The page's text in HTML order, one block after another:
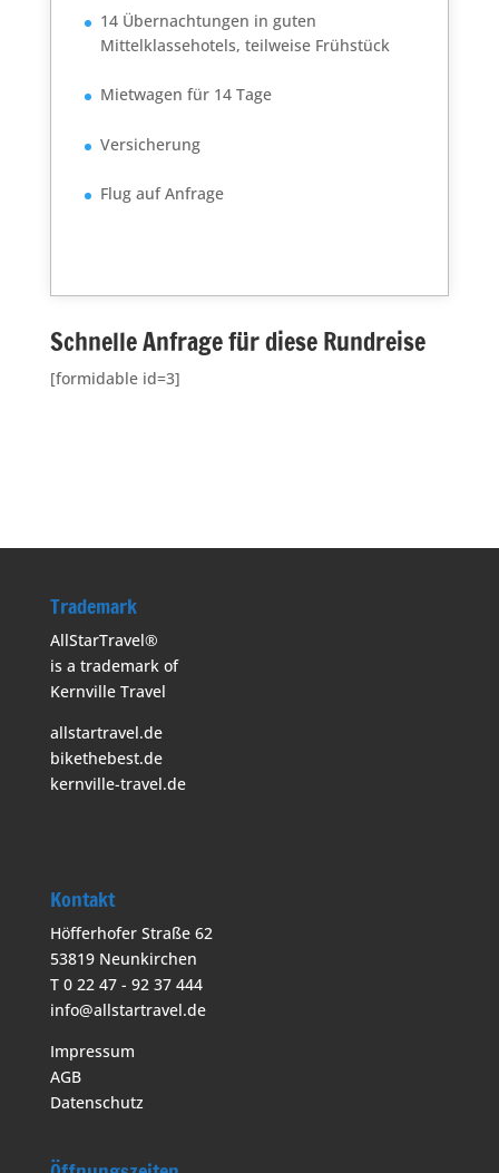
14 Übernachtungen in guten
Mittelklassehotels, teilweise Frühstück
Mietwagen für 14 Tage
Versicherung
Flug auf Anfrage
Schnelle Anfrage für diese Rundreise
[formidable id=3]
Trademark
AllStarTravel®
is a trademark of
Kernville Travel
allstartravel.de
bikethebest.de
kernville-travel.de
Kontakt
Höfferhofer Straße 62
53819 Neunkirchen
T 0 22 47 - 92 37 444
info@allstartravel.de
Impressum
AGB
Datenschutz